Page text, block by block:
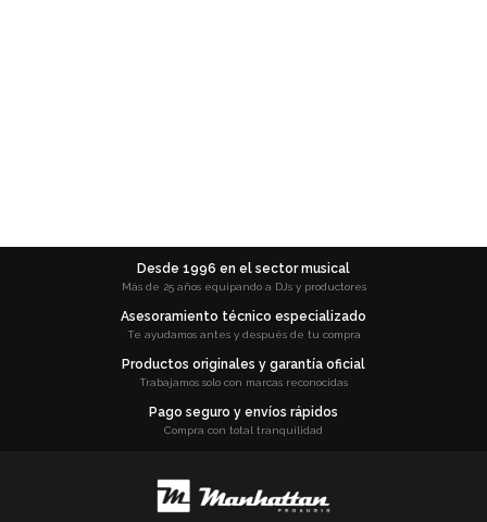
Desde 1996 en el sector musical
Más de 25 años equipando a DJs y productores
Asesoramiento técnico especializado
Te ayudamos antes y después de tu compra
Productos originales y garantía oficial
Trabajamos solo con marcas reconocidas
Pago seguro y envíos rápidos
Compra con total tranquilidad